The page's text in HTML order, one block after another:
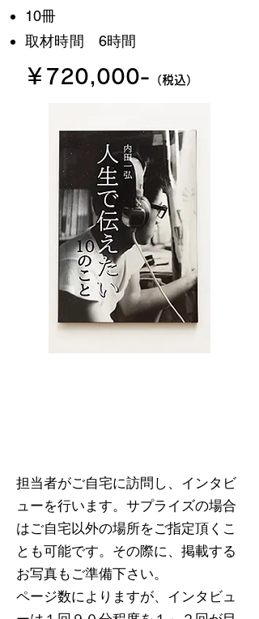
​10冊
​取材時間 6時間
￥720,000- （税込）
担当者がご自宅に訪問し、インタビ
ューを行います。サプライズの場合
はご自宅以外の場所をご指定頂くこ
とも可能です。 その際に、掲載する
お写真もご準備下さい。
ページ数によりますが、インタビュ